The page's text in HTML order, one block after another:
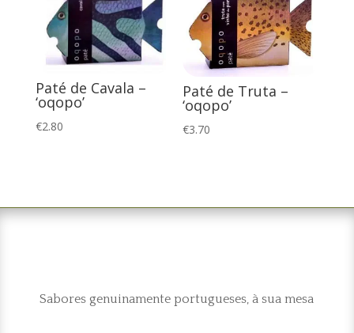
Paté de Cavala –
‘oqopo’
€2.80
Paté de Truta –
‘oqopo’
€3.70
Sabores genuinamente portugueses, à sua mesa